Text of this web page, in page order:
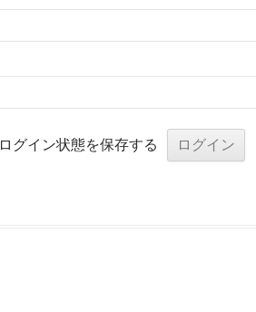
ログイン状態を保存する